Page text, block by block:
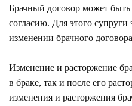
Брачный договор может
согласию. Для этого
изменении брачного
Изменение и расторжение
в браке, так и после его
изменения и расторжения